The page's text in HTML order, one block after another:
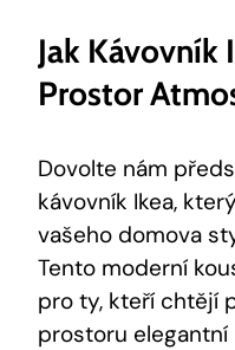
Jak Kávovník
Prostor
Dovolte nám
kávovník Ikea,
vašeho domova
Tento moderní
pro ty, kteří chtějí
prostoru